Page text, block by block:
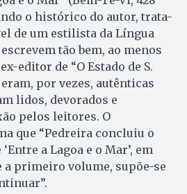
o histórico do autor, trata-
de um estilista da Língua
tão bem, ao menos
editor de “O Estado de S.
por vezes, autênticas
lidos, devorados e
pelos leitores. O
que “Pedreira concluiu o
a Lagoa e o Mar’, em
a primeiro volume, supõe-se